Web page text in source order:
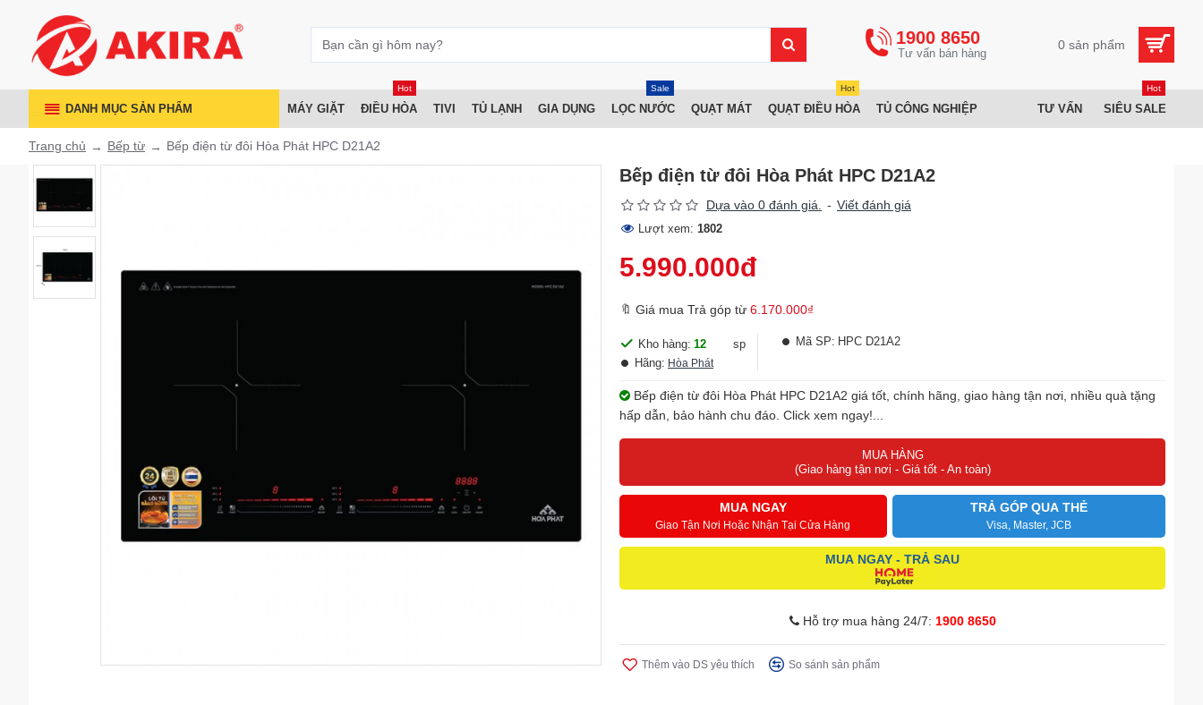
1900 8650 0 sản phẩm
DANH MỤC SẢN PHẨM MÁY GIẶT ĐIỀU HÒA
Hot
TIVI TỦ LẠNH GIA DỤNG LỌC NƯỚC
Sale
QUẠT MÁT QUẠT ĐIỀU HÒA
Hot
TỦ CÔNG NGHIỆP TƯ VẤN SIÊU SALE
Hot
Trang chủ Bếp từ Bếp điện từ đôi Hòa Phát HPC D21A2
Bếp điện từ đôi Hòa Phát HPC D21A2
Dựa vào 0 đánh giá. - Viết đánh giá
Lượt xem: 1802
5.990.000đ
🔖 Giá mua Trả góp từ 6.170.000₫
Kho hàng: 12
sp
Hãng: Hòa Phát
Mã SP: HPC D21A2
Bếp điện từ đôi Hòa Phát HPC D21A2 giá tốt, chính hãng, giao hàng tận nơi, nhiều quà tặng
hấp dẫn, bảo hành chu đáo. Click xem ngay!...
MUA HÀNG
(Giao hàng tận nơi - Giá tốt - An toàn)
MUA NGAY
Giao Tận Nơi Hoặc Nhận Tại Cửa Hàng
TRẢ GÓP QUA THẺ
Visa, Master, JCB
MUA NGAY - TRẢ SAU
Hỗ trợ mua hàng 24/7: 1900 8650
Thêm vào DS yêu thích So sánh sản phẩm